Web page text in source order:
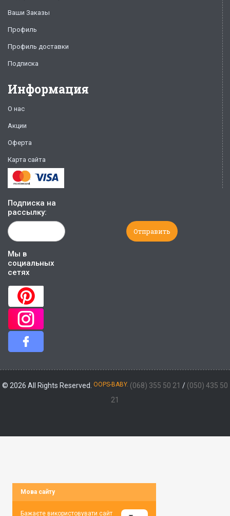
Ваши Заказы
Профиль
Профиль доставки
Подписка
Информация
О нас
Акции
Оферта
Карта сайта
Подписка на
рассылку:
Мы в
социальных
сетях
© 2026 All Rights Reserved. OOPS-BABY. (068) 355 50 21 / (050) 435 50
21
Мова сайту
Бажаєте використовувати сайт